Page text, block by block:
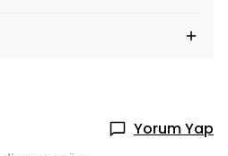
Yorum Yap